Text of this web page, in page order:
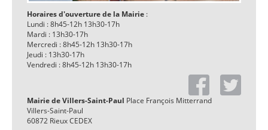
Horaires d'ouverture de la Mairie :
Lundi : 8h45-12h 13h30-17h
Mardi : 13h30-17h
Mercredi : 8h45-12h 13h30-17h
Jeudi : 13h30-17h
Vendredi : 8h45-12h 13h30-17h
Mairie de Villers-Saint-Paul Place François Mitterrand
Villers-Saint-Paul
60872 Rieux CEDEX